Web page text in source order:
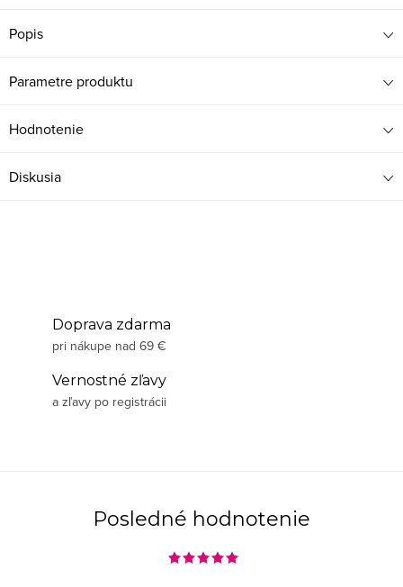
Popis
Parametre produktu
Hodnotenie
Diskusia
Doprava zdarma
pri nákupe nad 69 €
Vernostné zľavy
a zľavy po registrácii
Posledné hodnotenie